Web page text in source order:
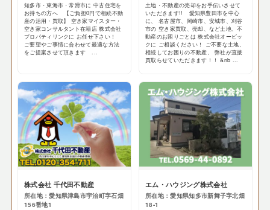
知多市・東海市・常滑市に 中古住宅を
お持ちの方へ 【ご負担0円で相続不動
産の活用・買取】 空き家マイスター・
空き家コンサルタント在籍店 株式会社
プロパティリンクに お任せ下さい！
ご要望やご事情に合わせて最適な方法
をご提案させて頂きます ...
土地・不動産の売却をお手伝いさせて
いただきます!! 愛知県豊田市を中心
に、 名古屋市、岡崎市、安城市、刈谷
市の 空き家買取、売却、など土地、不
動産のお困りごとは 株式会社オービッ
クに ご相談ください！ ご不要な土地、
相続してお困りの不動産、 弊社が直接
買取らせていただきます！！ &nb ...
株式会社 千代田不動産
所在地：愛知県津島市宇治町字石畑
156番地1
エム・ハウジング株式会社
所在地：愛知県知多市新舞子字北畑
18-1